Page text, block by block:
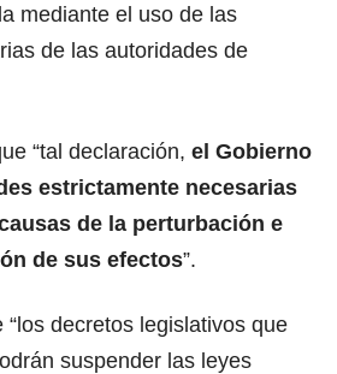
mediante el uso de las
de las autoridades de
“tal declaración, el Gobierno
estrictamente necesarias
de la perturbación e
de sus efectos”.
“los decretos legislativos que
suspender las leyes